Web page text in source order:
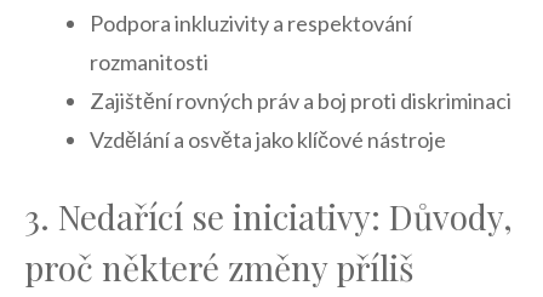
Podpora inkluzivity a⁣ respektování
rozmanitosti
Zajištění rovných práv a boj⁤ proti diskriminaci
Vzdělání ​a osvěta jako klíčové ​nástroje
3. ‍Nedařící se iniciativy: Důvody,
proč některé změny příliš